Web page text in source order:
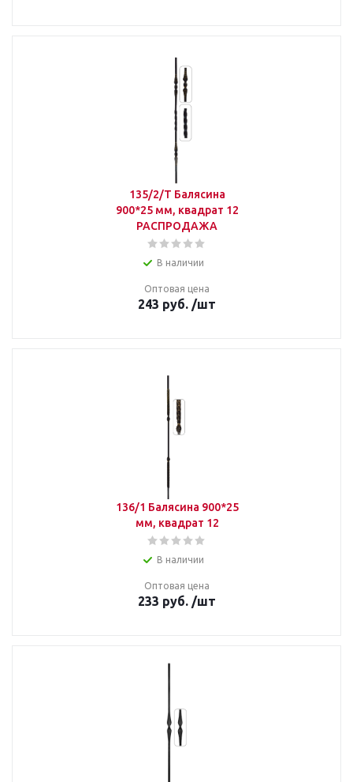
135/2/Т Балясина
900*25 мм, квадрат 12
РАСПРОДАЖА
В наличии
Оптовая цена
243 руб. /шт
136/1 Балясина 900*25
мм, квадрат 12
В наличии
Оптовая цена
233 руб. /шт